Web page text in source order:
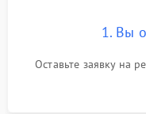
1. Вы
Оставьте заявку на